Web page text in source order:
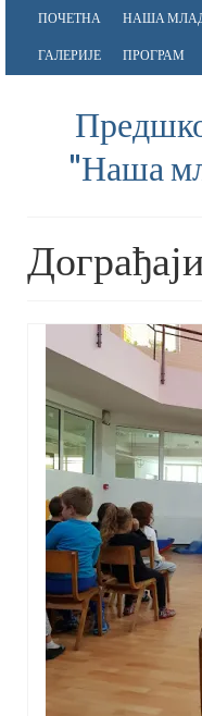
ПОЧЕТНА НАША
ГАЛЕРИЈЕ ПРОГРАМ
"Наша